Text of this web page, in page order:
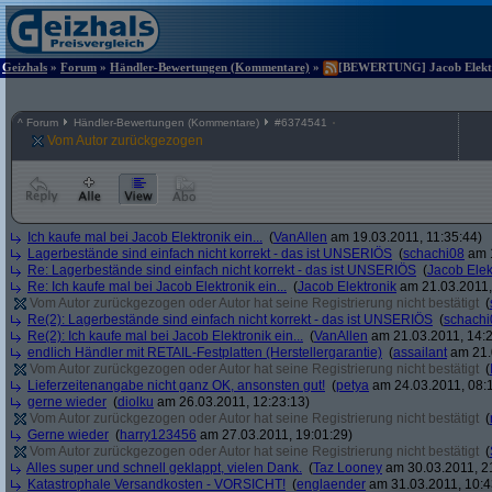
Geizhals » Forum » Händler-Bewertungen (Kommentare) » [BEWERTUNG] Jacob
^ Forum Händler-Bewertungen (Kommentare) #6374541
Vom Autor zurückgezogen
Ich kaufe mal bei Jacob Elektronik ein... (VanAllen am 19.03.2011, 11:35:44)
Lagerbestände sind einfach nicht korrekt - das ist UNSERIÖS (schachi08 am
Re: Lagerbestände sind einfach nicht korrekt - das ist UNSERIÖS (Jacob
Re: Ich kaufe mal bei Jacob Elektronik ein... (Jacob Elektronik am
Vom Autor zurückgezogen oder Autor hat seine Registrierung nicht bestätigt (
Re(2): Lagerbestände sind einfach nicht korrekt - das ist UNSERIÖS (
Re(2): Ich kaufe mal bei Jacob Elektronik ein... (VanAllen am 21.03.2011,
endlich Händler mit RETAIL-Festplatten (Herstellergarantie) (assailant am
Vom Autor zurückgezogen oder Autor hat seine Registrierung nicht bestätigt (
Lieferzeitenangabe nicht ganz OK, ansonsten gut! (petya am 24.03.2011,
gerne wieder (diolku am 26.03.2011, 12:23:13)
Vom Autor zurückgezogen oder Autor hat seine Registrierung nicht bestätigt (
Gerne wieder (harry123456 am 27.03.2011, 19:01:29)
Vom Autor zurückgezogen oder Autor hat seine Registrierung nicht bestätigt (
Alles super und schnell geklappt, vielen Dank. (Taz Looney am 30.03.2011,
Katastrophale Versandkosten - VORSICHT! (englaender am 31.03.2011,